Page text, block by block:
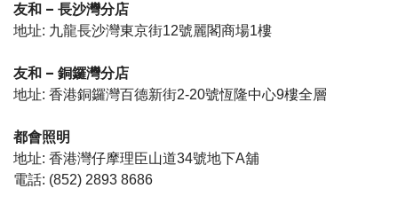
友和 – 長沙灣分店
地址: 九龍長沙灣東京街12號麗閣商場1樓
友和 – 銅鑼灣分店
地址: 香港銅鑼灣百德新街2-20號恆隆中心9樓全層
都會照明
地址: 香港灣仔摩理臣山道34號地下A舖
電話: (852) 2893 8686